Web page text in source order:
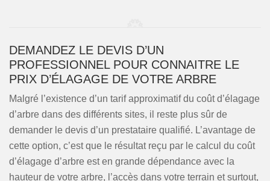
DEMANDEZ LE DEVIS D’UN
PROFESSIONNEL POUR CONNAITRE LE
PRIX D’ÉLAGAGE DE VOTRE ARBRE
Malgré l’existence d’un tarif approximatif du coût d’élagage
d’arbre dans des différents sites, il reste plus sûr de
demander le devis d’un prestataire qualifié. L’avantage de
cette option, c’est que le résultat reçu par le calcul du coût
d’élagage d’arbre est en grande dépendance avec la
hauteur de votre arbre, l’accès dans votre terrain et surtout,